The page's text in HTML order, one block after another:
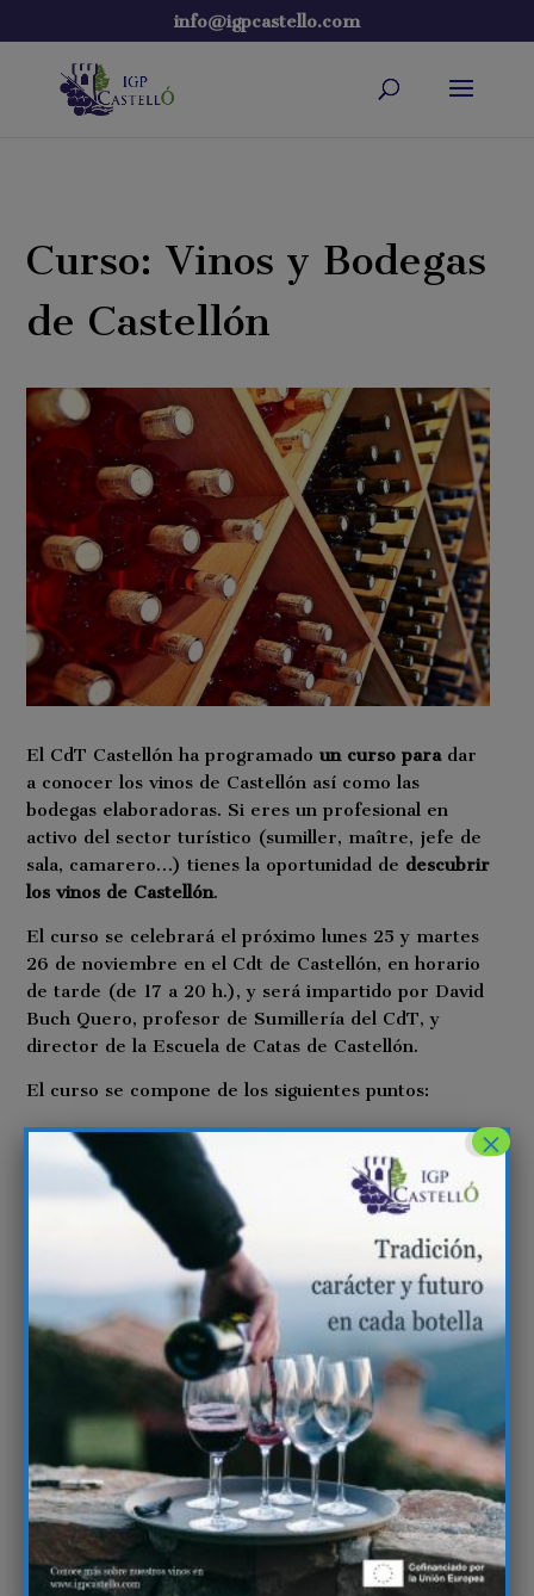
info@igpcastello.com
Curso: Vinos y Bodegas
de Castellón
El CdT Castellón ha programado un curso paradar
a conocer los vinos de Castellón así como las
bodegas elaboradoras. Si eres un profesional en
activo del sector turístico (sumiller, maître, jefe de
sala, camarero…) tienes la oportunidad de descubrir
los vinos de Castellón.
El curso se celebrará el próximo lunes 25 y martes
26 de noviembre en el Cdt de Castellón, en horario
de tarde (de 17 a 20 h.), y será impartido por David
Buch Quero, profesor de Sumillería del CdT, y
director de la Escuela de Catas de Castellón.
El curso se compone de los siguientes puntos:
Introducción e historia
Situación geográfica
Climatología y condiciones edafológicas
Variedades de uva
Tipos de vinos y vinificaciones
IGP Castelló
Las inscripciones deben realizarse mediante la APP
de los centros CdT, la cual puede ser descargada en
la Play Store (Android) o en la App Store (IOS).
curso gratuitocofinanciado por el Fondo
Social Europeo.
¡Descubre los vinos de Castellón!
×